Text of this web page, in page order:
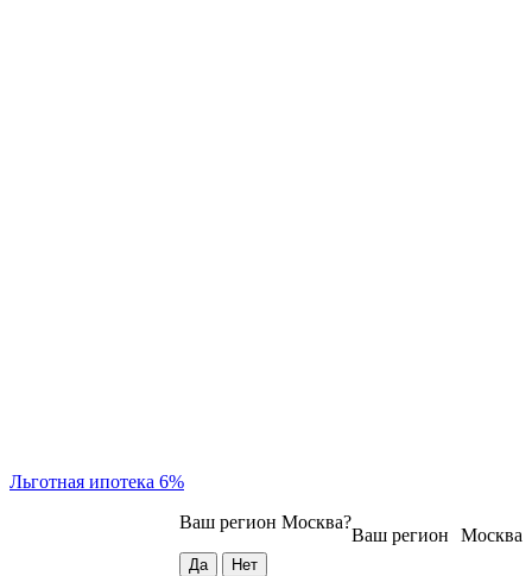
Льготная ипотека 6%
Москва
Ваш регион
Ваш регион Москва?